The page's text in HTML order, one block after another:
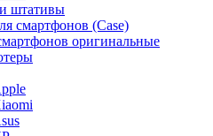
штативы
смартфонов (Case)
оригинальные